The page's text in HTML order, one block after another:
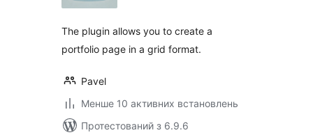
The plugin allows you to create a
portfolio page in a grid format.
Pavel
Менше 10 активних встановлень
Протестований з 6.9.6